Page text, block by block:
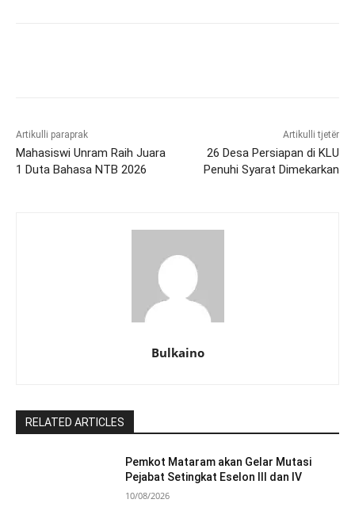
Artikulli paraprak
Mahasiswi Unram Raih Juara
1 Duta Bahasa NTB 2026
Artikulli tjetër
26 Desa Persiapan di KLU
Penuhi Syarat Dimekarkan
Bulkaino
RELATED ARTICLES
Pemkot Mataram akan Gelar Mutasi
Pejabat Setingkat Eselon III dan IV
10/08/2026